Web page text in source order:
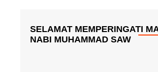
SELAMAT MEMPERINGATI
NABI MUHAMMAD SAW